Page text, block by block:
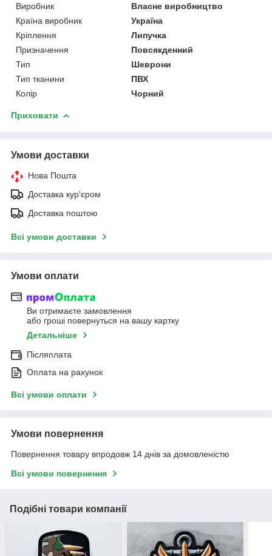
Виробник
Власне виробництво
Країна виробник
Україна
Кріплення
Липучка
Призначення
Повсякденний
Тип
Шеврони
Тип тканини
ПВХ
Колір
Чорний
Приховати
Умови доставки
Нова Пошта
Доставка кур'єром
Доставка поштою
Всі умови доставки
Умови оплати
Ви отримаєте замовлення
або гроші повернуться на вашу картку
Детальніше
Післяплата
Оплата на рахунок
Всі умови оплати
Умови повернення
Повернення товару впродовж 14 днів за домовленістю
Всі умови повернення
Подібні товари компанії